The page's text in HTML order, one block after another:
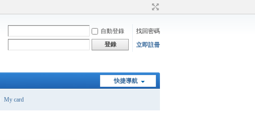
自動登錄
找回密碼
登錄 立即註冊
快捷導航
My card